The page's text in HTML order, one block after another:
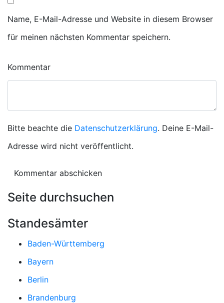
Name, E-Mail-Adresse und Website in diesem Browser
für meinen nächsten Kommentar speichern.
Kommentar
Bitte beachte die Datenschutzerklärung. Deine E-Mail-
Adresse wird nicht veröffentlicht.
Seite durchsuchen
Standesämter
Baden-Württemberg
Bayern
Berlin
Brandenburg